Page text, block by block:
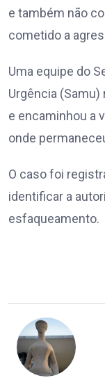
e também não
cometido a
Uma equipe do
Urgência
e encaminhou a
onde
O caso foi
identificar a
esfaqueamento.